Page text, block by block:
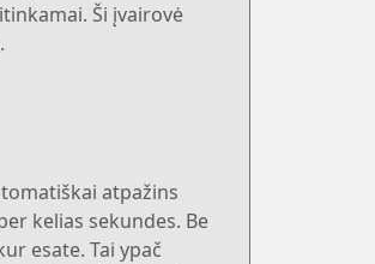
Ši įvairovė
atpažins
kelias sekundes. Be
esate. Tai ypač